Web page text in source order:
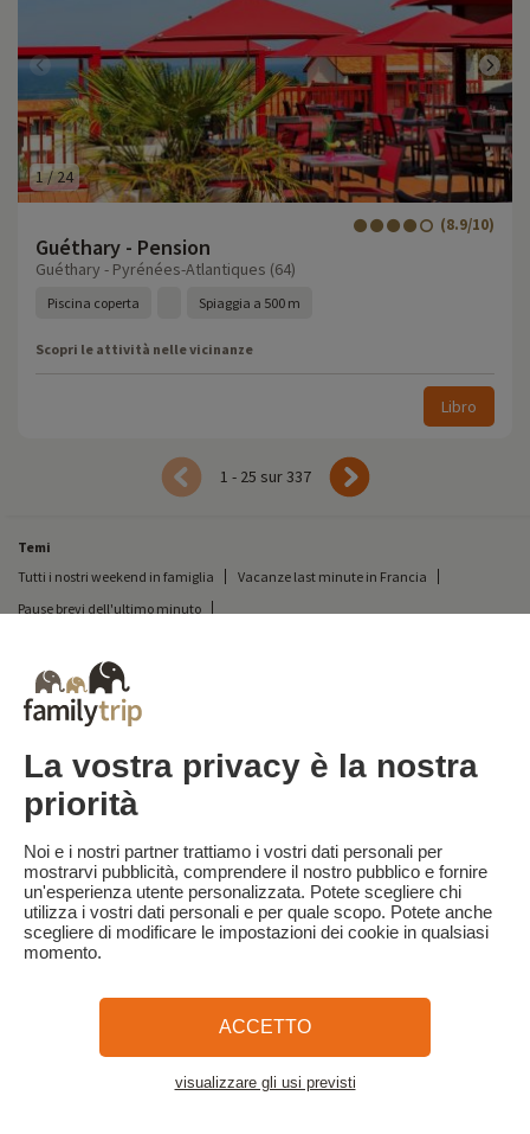
Vedi la mappa
1/24
Guéthary - Pension
(8.9/10)
Guéthary - Pyrénées-Atlantiques (64)
Piscina coperta Spiaggia a 500 m
Scopri le attività nelle vicinanze
Libro
1 - 25 sur 337
Temi
Tutti i nostri weekend in famiglia
Vacanze last minute in Francia
Pause brevi dell'ultimo minuto
Vacanze in campeggio in Francia
Destinazioni
Vacanze sulla neve in Francia
Familytrip
Chi siamo?
Termini e condizioni generali e informativa sulla privacy
Cosa dice di noi la stampa
Partner FAQ Blog Mappa del sito
Pagamento sicuro Diretto da Sooyoos
Hai bisogno di aiuto? 09 72 26 99 33
La vostra privacy è la nostra
priorità
Noi e i nostri partner trattiamo i vostri dati personali per
mostrarvi pubblicità, comprendere il nostro pubblico e fornire
un'esperienza utente personalizzata. Potete scegliere chi
utilizza i vostri dati personali e per quale scopo. Potete anche
scegliere di modificare le impostazioni dei cookie in qualsiasi
momento.
ACCETTO
visualizzare gli usi previsti